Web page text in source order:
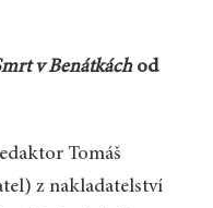
v Benátkáchod
Tomáš
z nakladatelství